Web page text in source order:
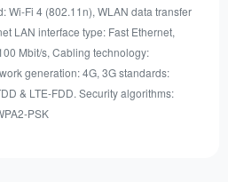
Wi-Fi 4 (802.11n), WLAN data transfer
LAN interface type: Fast Ethernet,
Mbit/s, Cabling technology:
generation: 4G, 3G standards:
& LTE-FDD. Security algorithms:
PSK